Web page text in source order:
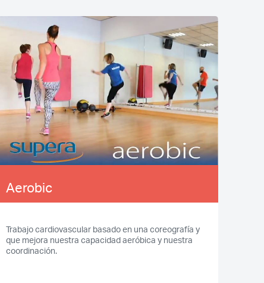
¿Olvidaste tu
contraseña?
Aerobic
Trabajo cardiovascular basado en una coreografía y
que mejora nuestra capacidad aeróbica y nuestra
coordinación.